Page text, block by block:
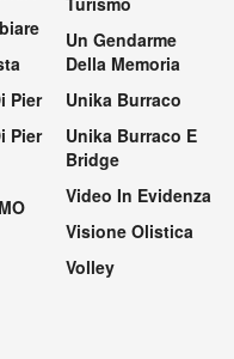
Pier
Pier
Un Gendarme
Della Memoria
Unika Burraco
Unika Burraco E
Bridge
Video In Evidenza
Visione Olistica
Volley